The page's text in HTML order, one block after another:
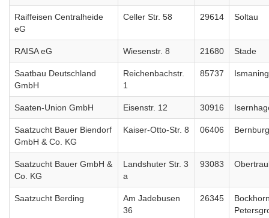
Raiffeisen Centralheide
eG
Celler Str. 58 29614 Soltau
RAISA eG Wiesenstr. 8 21680 Stade
Saatbau Deutschland
GmbH
Reichenbachstr.
1
85737 Ismaning
Saaten-Union GmbH Eisenstr. 12 30916
Saatzucht Bauer Biendorf
GmbH & Co. KG
Kaiser-Otto-Str. 8 06406 Bernburg
Saatzucht Bauer GmbH &
Co. KG
Landshuter Str. 3
a
93083
Saatzucht Berding
Am Jadebusen
36
26345